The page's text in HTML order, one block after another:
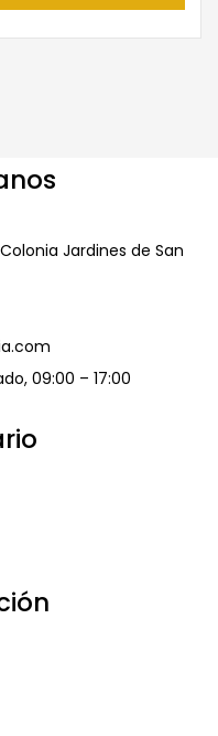
Jardines de San
09:00 – 17:00